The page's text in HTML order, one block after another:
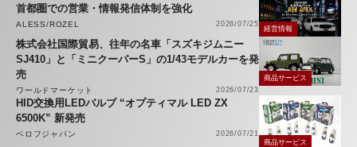
首都圏での営業・情報発信体制を強化
ALESS/ROZEL 2026/07/25
経営情報
株式会社国際貿易、往年の名車「スズキジムニー
SJ410」と「ミニクーパーS」の1/43モデルカーを発
売
ワールドマーケット 2026/07/23
商品サービス
HID交換用LEDバルブ “オプティマル LED ZX
6500K” 新発売
ベロフジャパン
2026/07/21
商品サービス